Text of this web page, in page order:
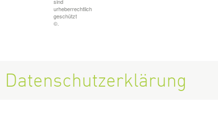
sind
urheberrechtlich
geschützt
©.
Datenschutzerklärung